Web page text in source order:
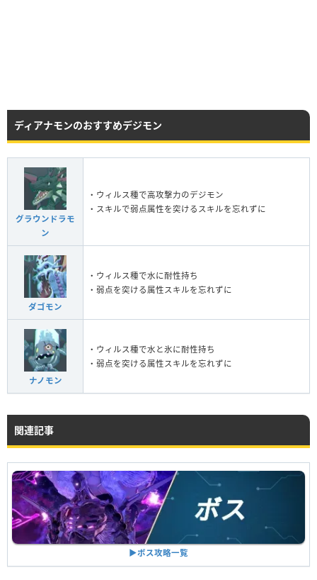
ディアナモンのおすすめデジモン
グラウンドラモ
ン
・ウィルス種で高攻撃力のデジモン
・スキルで弱点属性を突けるスキルを忘れずに
ダゴモン
・ウィルス種で水に耐性持ち
・弱点を突ける属性スキルを忘れずに
ナノモン
・ウィルス種で水と氷に耐性持ち
・弱点を突ける属性スキルを忘れずに
関連記事
▶︎ボス攻略一覧